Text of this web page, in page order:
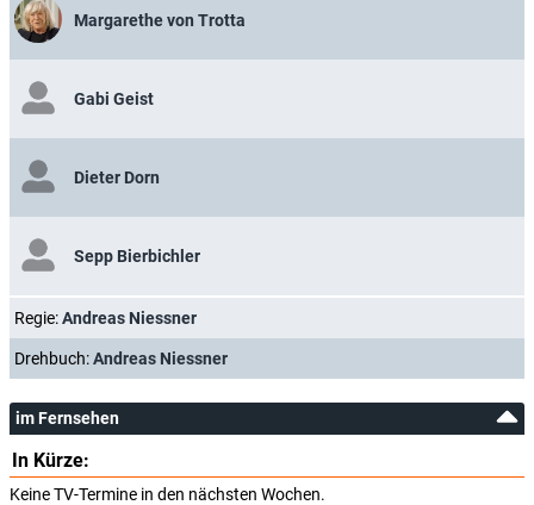
Margarethe von Trotta
Gabi Geist
Dieter Dorn
Sepp Bierbichler
Regie:Andreas Niessner
Drehbuch:Andreas Niessner
im Fernsehen
In Kürze:
Keine TV-Termine in den nächsten Wochen.